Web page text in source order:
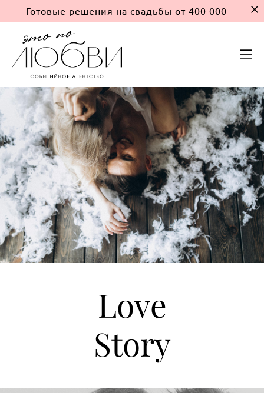
Готовые решения на свадьбы от 400 000
Love
Story